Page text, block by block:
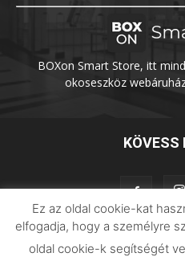
BOXon Smart Store, itt
okoseszköz
KÖVESS
Adatvédelem
Ez az oldal cookie-kat
elfogadja, hogy a személyre
oldal cookie-k segítségét